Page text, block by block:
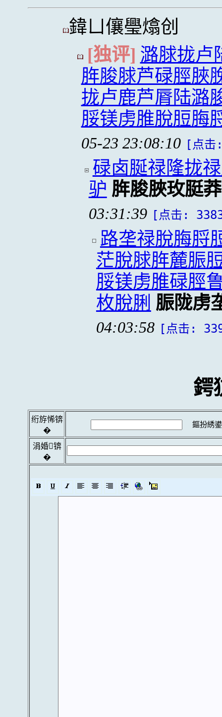
鍏ㄩ儴璺熻创
[独评] 潞脙拢卢
脌脧脙芦碌脛脥
拢卢鹿芦脣陆潞
脮镁虏脽脫脰脢
05-23 23:08:10 [点
碌卤脠禄隆拢
驴 脌脧脥玫脡
03:31:39 [点击:
路垄禄脫脢脟
茫脫脙脌麓脤
脮镁虏脽碌脛
枚脫脷 脤陇虏
04:03:58 [点击:
鍔
绗斿悕锛
�
鏂扮綉
涓婚锛
�